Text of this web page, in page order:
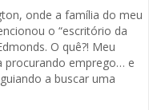
onde a família do meu
o “escritório da
O quê?! Meu
procurando emprego… e
a buscar uma